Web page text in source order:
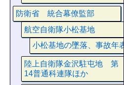
防衛省 統合幕僚監部
航空自衛隊小松基地
小松基地の墜落、事故年表
陸上自衛隊金沢駐屯地 第
14普通科連隊ほか